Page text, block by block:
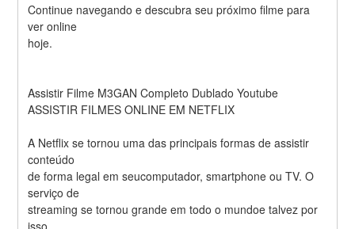
Continue navegando e descubra seu próximo filme para
ver online
hoje.
Assistir Filme M3GAN Completo Dublado Youtube
ASSISTIR FILMES ONLINE EM NETFLIX
A Netflix se tornou uma das principais formas de assistir
conteúdo
de forma legal em seucomputador, smartphone ou TV. O
serviço de
streaming se tornou grande em todo o mundoe talvez por
isso